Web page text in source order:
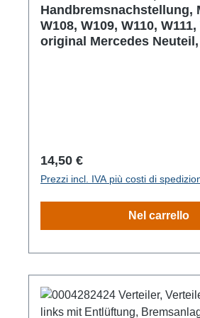
Handbremsnachstellung,
W108, W109, W110, W111,
original Mercedes Neuteil,
Prezzo normale:
14,50 €
Prezzi incl. IVA più costi di
Nel carrello